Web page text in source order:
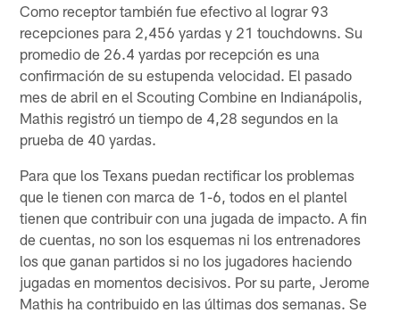
Como receptor también fue efectivo al lograr 93
recepciones para 2,456 yardas y 21 touchdowns. Su
promedio de 26.4 yardas por recepción es una
confirmación de su estupenda velocidad. El pasado
mes de abril en el Scouting Combine en Indianápolis,
Mathis registró un tiempo de 4,28 segundos en la
prueba de 40 yardas.
Para que los Texans puedan rectificar los problemas
que le tienen con marca de 1-6, todos en el plantel
tienen que contribuir con una jugada de impacto. A fin
de cuentas, no son los esquemas ni los entrenadores
los que ganan partidos si no los jugadores haciendo
jugadas en momentos decisivos. Por su parte, Jerome
Mathis ha contribuido en las últimas dos semanas. Se